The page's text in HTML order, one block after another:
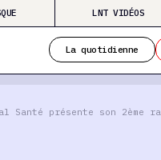
LNT VIDÉOS
La quotidienne
Santé présente son